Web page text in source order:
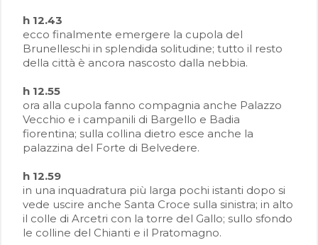
h 12.43
ecco finalmente emergere la cupola del
Brunelleschi in splendida solitudine; tutto il resto
della città è ancora nascosto dalla nebbia.
h 12.55
ora alla cupola fanno compagnia anche Palazzo
Vecchio e i campanili di Bargello e Badia
fiorentina; sulla collina dietro esce anche la
palazzina del Forte di Belvedere.
h 12.59
in una inquadratura più larga pochi istanti dopo si
vede uscire anche Santa Croce sulla sinistra; in alto
il colle di Arcetri con la torre del Gallo; sullo sfondo
le colline del Chianti e il Pratomagno.